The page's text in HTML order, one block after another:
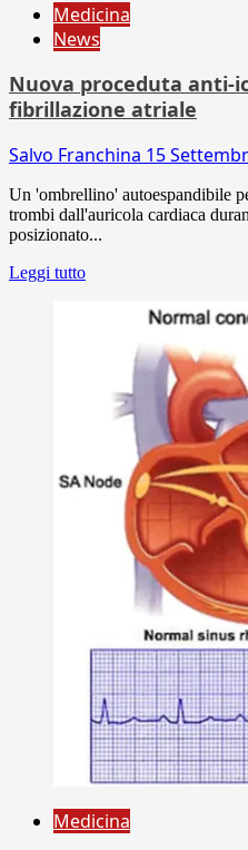
Medicina
News
Nuova proceduta anti-
fibrillazione atriale
Salvo Franchina 15
Un 'ombrellino' autoespandibile
trombi dall'auricola cardiaca
posizionato...
Leggi tutto
Medicina